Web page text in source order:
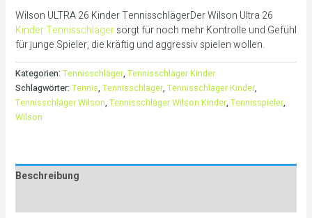
Wilson ULTRA 26 Kinder TennisschlägerDer Wilson Ultra 26
Kinder Tennisschlägersorgt für noch mehr Kontrolle und Gefühl
für junge Spieler, die kräftig und aggressiv spielen wollen.
Kategorien: Tennisschläger, Tennisschläger Kinder
Schlagwörter: Tennis, Tennisschläger, Tennisschläger Kinder,
Tennisschläger Wilson, Tennisschläger Wilson Kinder, Tennisspieler,
Wilson
Beschreibung